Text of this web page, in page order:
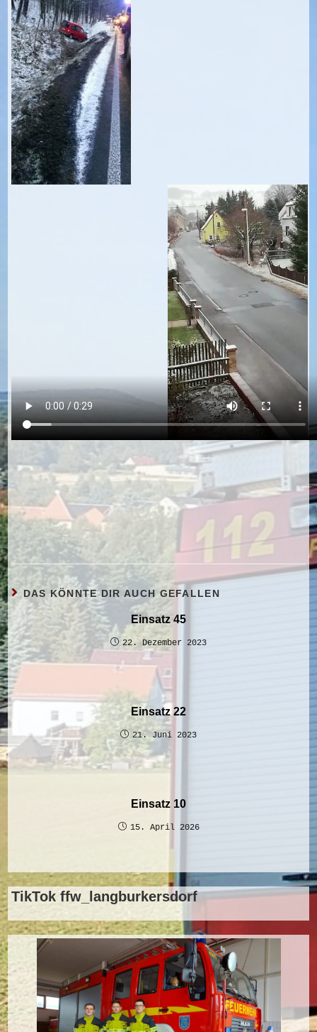
DAS KÖNNTE DIR AUCH GEFALLEN
Einsatz 45
22. Dezember 2023
Einsatz 22
21. Juni 2023
Einsatz 10
15. April 2026
TikTok ffw_langburkersdorf